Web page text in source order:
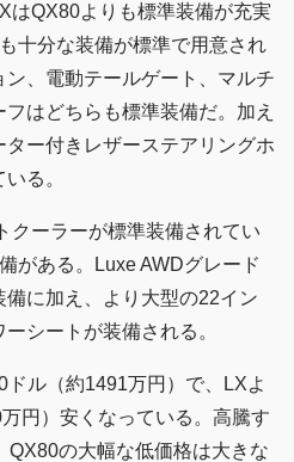
はQX80よりも標準装備が充実
十分な装備が標準で用意され
、電動テールゲート、マルチ
はどちらも標準装備だ。加え
ー付きレザーステアリングホ
る。
クーラーが標準装備されてい
がある。Luxe AWDグレード
に加え、より大型の22イン
シートが装備される。
ル（約1491万円）で、LXよ
円）安くなっている。高騰す
QX80の大幅な低価格は大きな